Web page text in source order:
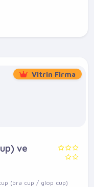
Vitrin Firma
ve
(bra cup / glop cup)